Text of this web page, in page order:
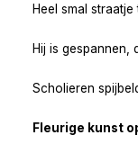
Heel smal
Hij is gespannen,
Scholieren
Fleurige kunst